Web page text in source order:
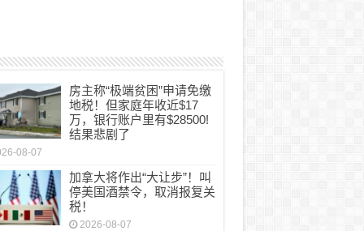
房主称“极端贫困”申请免缴
地税！但家庭年收近$17
万，银行账户里有$28500!
结果悲剧了
08-07
加拿大将作出“大让步”！叫
停美国酒禁令，取消报复关
税！
2026-08-07